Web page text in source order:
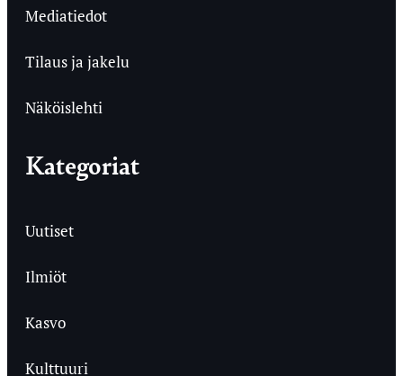
Mediatiedot
Tilaus ja jakelu
Näköislehti
Kategoriat
Uutiset
Ilmiöt
Kasvo
Kulttuuri